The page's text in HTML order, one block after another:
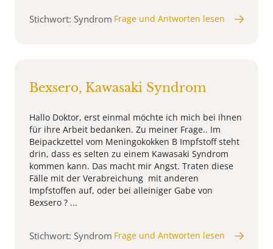
Stichwort: Syndrom Frage und Antworten lesen
Bexsero, Kawasaki Syndrom
Hallo Doktor, erst einmal möchte ich mich bei ihnen
für ihre Arbeit bedanken. Zu meiner Frage.. Im
Beipackzettel vom Meningokokken B Impfstoff steht
drin, dass es selten zu einem Kawasaki Syndrom
kommen kann. Das macht mir Angst. Traten diese
Fälle mit der Verabreichung mit anderen
Impfstoffen auf, oder bei alleiniger Gabe von
Bexsero ? ...
Stichwort: Syndrom Frage und Antworten lesen